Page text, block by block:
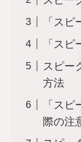
「ス
「ス
スピー
方法
「ス
際の注